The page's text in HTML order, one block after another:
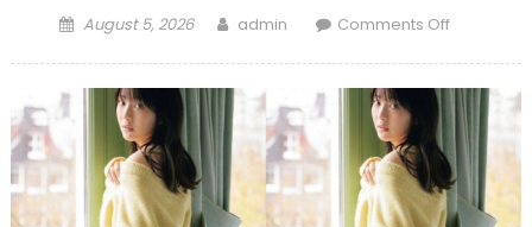
Posted
August 5, 2026 Author
admin Comments Offon
ဖေဖေ
အထိအတွေ့
မှာ
အရသာ